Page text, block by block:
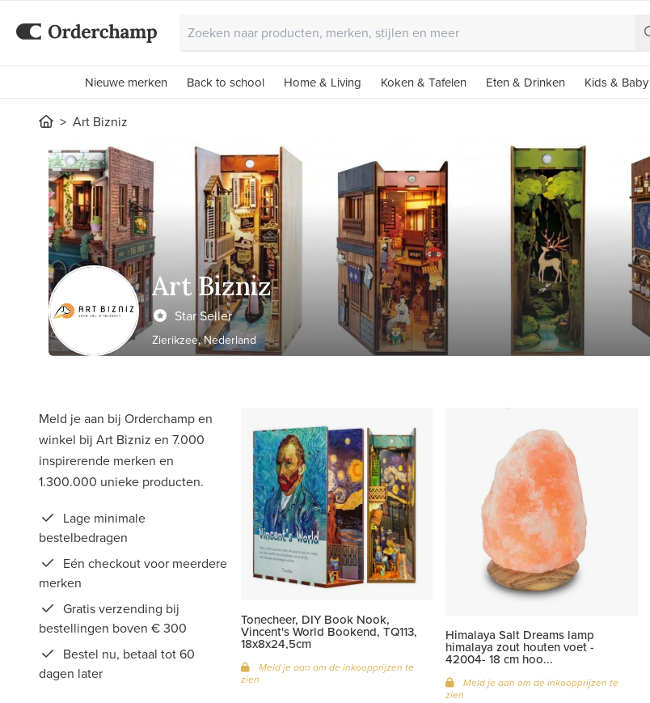
Nieuwe merken Back to school Home & Living Koken & Tafelen Eten & Drinken Kids & Baby
Art Bizniz
Art Bizniz
Star Seller
Zierikzee, Nederland
Meld je aan bij Orderchamp en
winkel bij Art Bizniz en 7.000
inspirerende merken en
1.300.000 unieke producten.
Lage minimale
bestelbedragen
Eén checkout voor meerdere
merken
Gratis verzending bij
bestellingen boven € 300
Bestel nu, betaal tot 60
dagen later
Tonecheer, DIY Book Nook,
Vincent's World Bookend, TQ113,
18x8x24,5cm
Meld je aan om de inkoopprijzen te
zien
Himalaya Salt Dreams lamp
himalaya zout houten voet -
42004- 18 cm hoo...
Meld je aan om de inkoopprijzen te
zien